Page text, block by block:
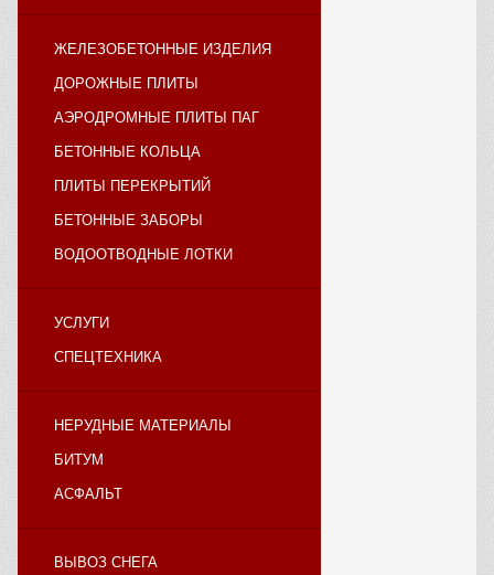
ЖЕЛЕЗОБЕТОННЫЕ ИЗДЕЛИЯ
ДОРОЖНЫЕ ПЛИТЫ
АЭРОДРОМНЫЕ ПЛИТЫ ПАГ
БЕТОННЫЕ КОЛЬЦА
ПЛИТЫ ПЕРЕКРЫТИЙ
БЕТОННЫЕ ЗАБОРЫ
ВОДООТВОДНЫЕ ЛОТКИ
УСЛУГИ
СПЕЦТЕХНИКА
НЕРУДНЫЕ МАТЕРИАЛЫ
БИТУМ
АСФАЛЬТ
ВЫВОЗ СНЕГА